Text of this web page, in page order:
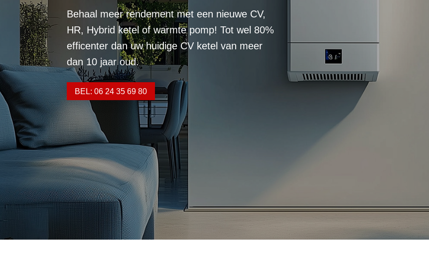
Behaal meer rendement met een nieuwe CV,
HR, Hybrid ketel of warmte pomp! Tot wel 80%
efficenter dan uw huidige CV ketel van meer
dan 10 jaar oud.
BEL: 06 24 35 69 80